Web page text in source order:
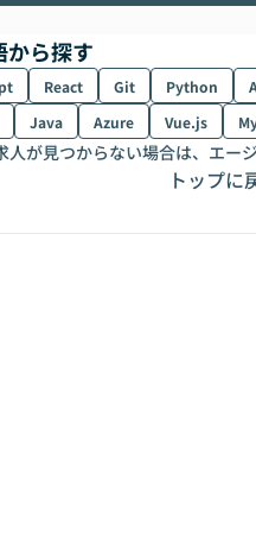
から探す
React Git Python
Java Azure Vue.js
人が見つからない場合は、エー
トップに